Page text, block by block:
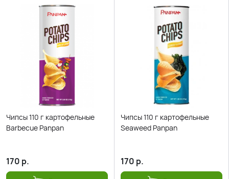
Чипсы 110 г картофельные
Barbecue Panpan
170 р.
Чипсы 110 г картофельные
Seaweed Panpan
170 р.